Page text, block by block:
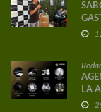
DE
LA